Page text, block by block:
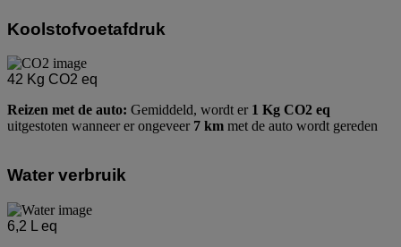
Koolstofvoetafdruk
42 Kg CO2 eq
Reizen met de auto: Gemiddeld, wordt er 1 Kg CO2 eq
uitgestoten wanneer er ongeveer 7 km met de auto wordt gereden
Water verbruik
6,2 L eq